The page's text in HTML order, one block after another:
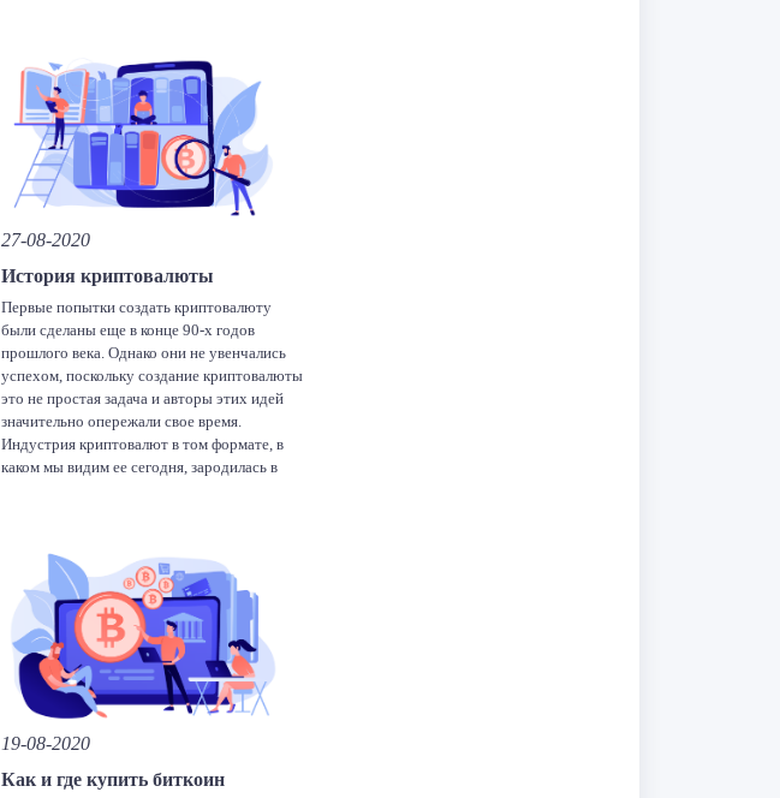
Facebook
Twitter
LinkedIn
VK Telegram
Отправить
27-08-2020
История криптовалюты
Первые попытки создать криптовалюту
были сделаны еще в конце 90-х годов
прошлого века. Однако они не увенчались
успехом, поскольку создание криптовалюты
это не простая задача и авторы этих идей
значительно опережали свое время.
Индустрия криптовалют в том формате, в
каком мы видим ее сегодня, зародилась в
Facebook
Twitter
LinkedIn
VK
Отправить
19-08-2020
Как и где купить биткоин